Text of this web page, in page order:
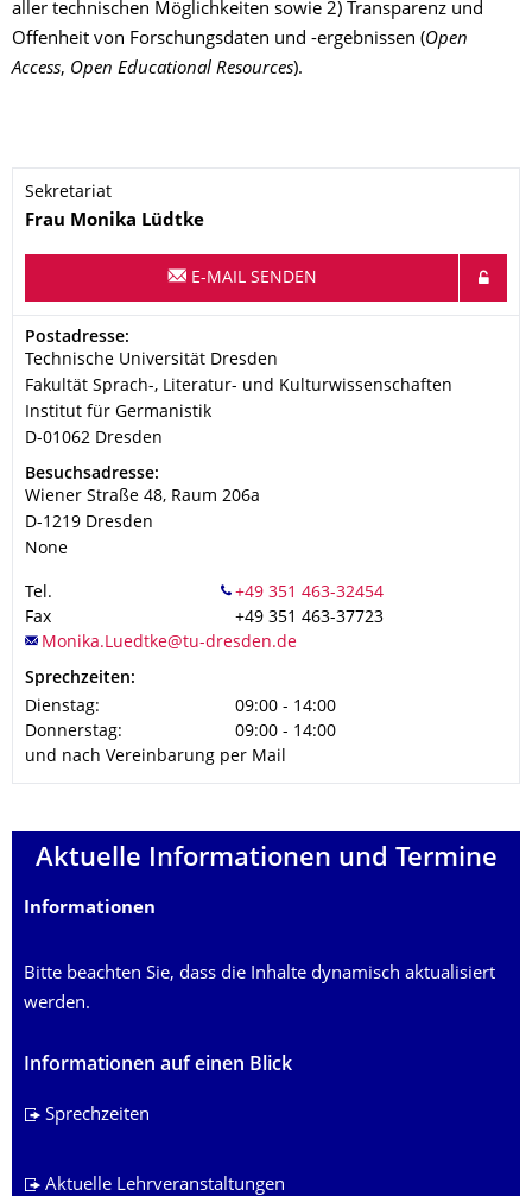
aller technischen Möglichkeiten sowie 2) Transparenz und
Offenheit von Forschungsdaten und -ergebnissen (Open
Access, Open Educational Resources).
Sekretariat
Name
Frau Monika Lüdtke
E-MAIL SENDEN
Adresse
Postadresse:
Technische Universität Dresden
Fakultät Sprach-, Literatur- und Kulturwissenschaften
Institut für Germanistik
D-01062 Dresden
Adresse
Besuchsadresse:
Wiener Straße 48, Raum 206a
D-1219 Dresden
None
Tel.
Fax
+49 351 463-37723
Sprechzeiten:
Dienstag:
09:00 - 14:00
Donnerstag:
09:00 - 14:00
und nach Vereinbarung per Mail
Aktuelle Informationen und Termine
Informationen
Bitte beachten Sie, dass die Inhalte dynamisch aktualisiert
werden.
Informationen auf einen Blick
Sprechzeiten
Aktuelle Lehrveranstaltungen